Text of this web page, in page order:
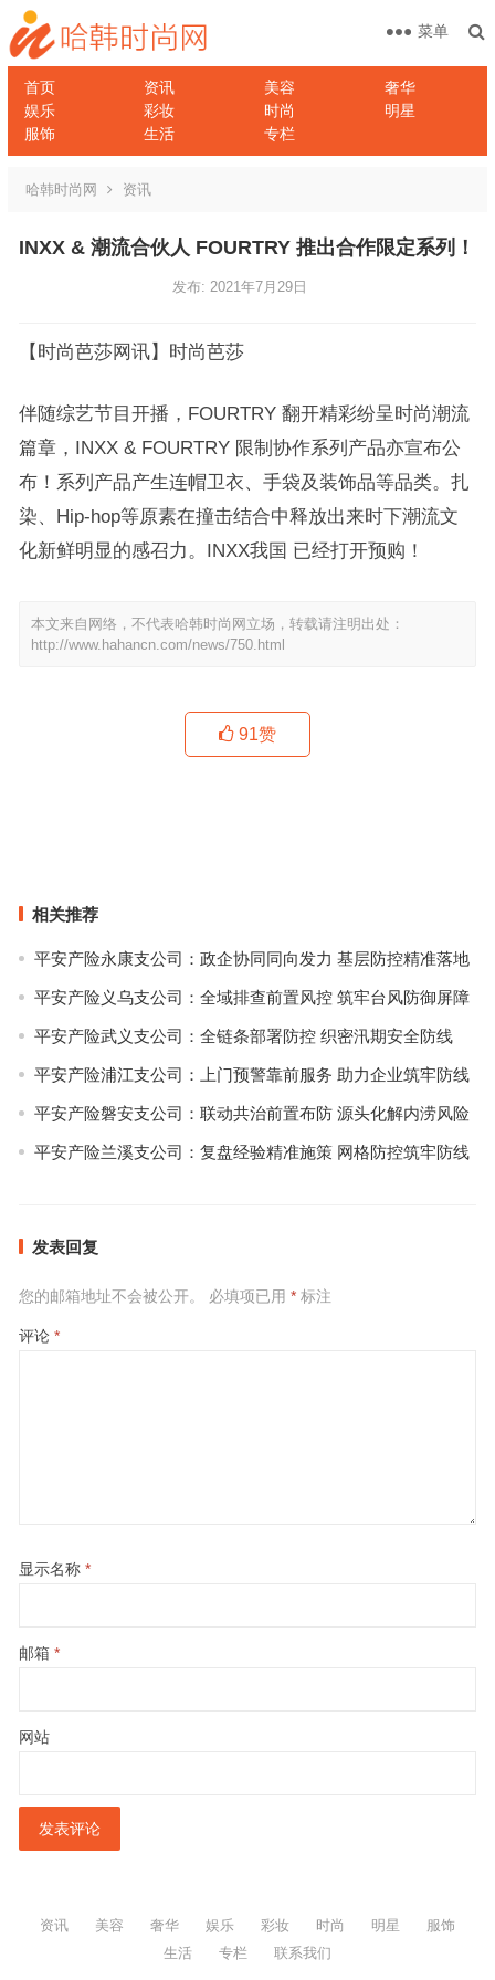
首页 资讯 美容
奢华
娱乐
彩妆 时尚
明星
服饰
生活 专栏
菜单
哈韩时尚网 资讯
INXX & 潮流合伙人 FOURTRY 推出合作限定系列！
发布: 2021年7月29日
【时尚芭莎网讯】时尚芭莎
伴随综艺节目开播，FOURTRY 翻开精彩纷呈时尚潮流
篇章，INXX & FOURTRY 限制协作系列产品亦宣布公
布！系列产品产生连帽卫衣、手袋及装饰品等品类。扎
染、Hip-hop等原素在撞击结合中释放出来时下潮流文
化新鲜明显的感召力。INXX我国 已经打开预购！
本文来自网络，不代表哈韩时尚网立场，转载请注明出处：
http://www.hahancn.com/news/750.html
91赞
相关推荐
平安产险永康支公司：政企协同同向发力 基层防控精准落地
平安产险义乌支公司：全域排查前置风控 筑牢台风防御屏障
平安产险武义支公司：全链条部署防控 织密汛期安全防线
平安产险浦江支公司：上门预警靠前服务 助力企业筑牢防线
平安产险磐安支公司：联动共治前置布防 源头化解内涝风险
平安产险兰溪支公司：复盘经验精准施策 网格防控筑牢防线
发表回复
您的邮箱地址不会被公开。 必填项已用 *标注
评论 *
显示名称 *
邮箱 *
网站
资讯 美容 奢华 娱乐 彩妆 时尚 明星
服饰
生活
专栏 联系我们